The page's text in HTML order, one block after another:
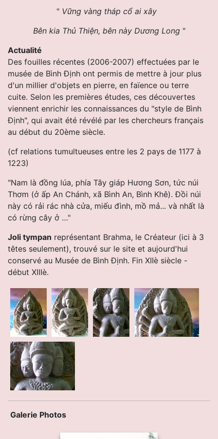
" Vững vàng tháp cổ ai xây
Bên kia Thủ Thiện, bên này Dương Long"
Actualité
Des fouilles récentes (2006-2007) effectuées par le
musée de Bình Ðịnh ont permis de mettre à jour plus
d'un millier d'objets en pierre, en faïence ou terre
cuite. Selon les premières études, ces découvertes
viennent enrichir les connaissances du "style de Bình
Ðịnh", qui avait été révélé par les chercheurs français
au début du 20ème siècle.
(cf relations tumultueuses entre les 2 pays de 1177 à
1223)
"Nam là đồng lúa, phía Tây giáp Hương Sơn, tức núi
Thơm (ở ấp An Chánh, xã Bình An, Bình Khê). Ðồi núi
này có rải rác nhà cửa, miếu đình, mồ mả... và nhất là
có rừng cây ở …"
Joli tympan représentant Brahma, le Créateur (ici à 3
têtes seulement), trouvé sur le site et aujourd'hui
conservé au Musée de Bình Ðịnh. Fin XIIè siècle -
début XIIIè.
Galerie Photos